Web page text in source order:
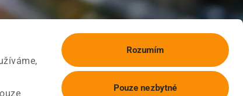
Rozumím
Pouze nezbytné